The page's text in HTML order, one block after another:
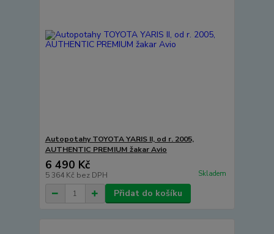
Autopotahy TOYOTA YARIS II, od r. 2005,
AUTHENTIC PREMIUM žakar Avio
6 490 Kč
5 364 Kč bez DPH Skladem
Přidat do košíku